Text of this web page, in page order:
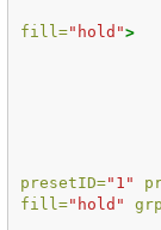
fill="hold">
presetID="1"
fill="hold"